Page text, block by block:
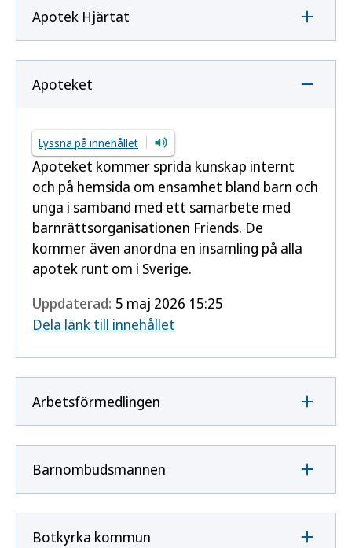
Apotek Hjärtat
Apoteket
Lyssna på innehållet
Apoteket kommer sprida kunskap internt
och på hemsida om ensamhet bland barn och
unga i samband med ett samarbete med
barnrättsorganisationen Friends. De
kommer även anordna en insamling på alla
apotek runt om i Sverige.
Uppdaterad: 5 maj 2026 15:25
Dela länk till innehållet
Arbetsförmedlingen
Barnombudsmannen
Botkyrka kommun